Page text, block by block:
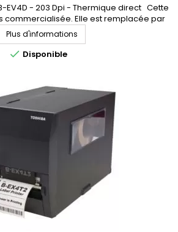
EV4D - 203 Dpi - Thermique direct Cette
commercialisée. Elle est remplacée par
à la fiche produit en cliquant ici)
Plus d'informations
 Disponible